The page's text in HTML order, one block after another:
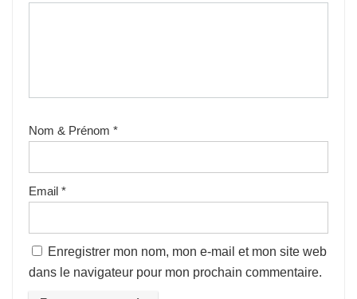
Nom & Prénom *
Email *
Enregistrer mon nom, mon e-mail et mon site web
dans le navigateur pour mon prochain commentaire.